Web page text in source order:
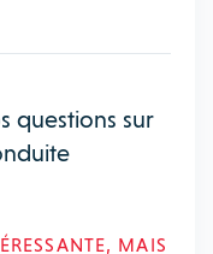
questions sur
MAIS